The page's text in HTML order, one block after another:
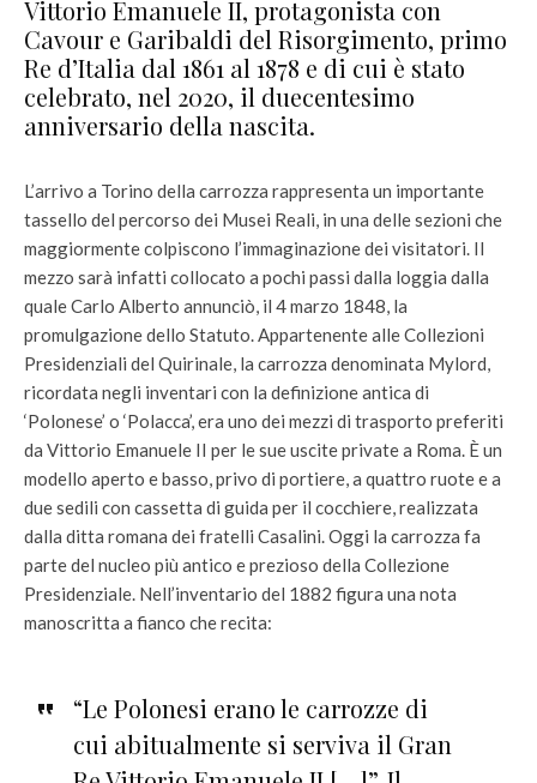
Vittorio Emanuele II, protagonista con
Cavour e Garibaldi del Risorgimento, primo
Re d’Italia dal 1861 al 1878 e di cui è stato
celebrato, nel 2020, il duecentesimo
anniversario della nascita.
L’arrivo a Torino della carrozza rappresenta un importante
tassello del percorso dei Musei Reali, in una delle sezioni che
maggiormente colpiscono l’immaginazione dei visitatori. Il
mezzo sarà infatti collocato a pochi passi dalla loggia dalla
quale Carlo Alberto annunciò, il 4 marzo 1848, la
promulgazione dello Statuto. Appartenente alle Collezioni
Presidenziali del Quirinale, la carrozza denominata Mylord,
ricordata negli inventari con la definizione antica di
‘Polonese’ o ‘Polacca’, era uno dei mezzi di trasporto preferiti
da Vittorio Emanuele II per le sue uscite private a Roma. È un
modello aperto e basso, privo di portiere, a quattro ruote e a
due sedili con cassetta di guida per il cocchiere, realizzata
dalla ditta romana dei fratelli Casalini. Oggi la carrozza fa
parte del nucleo più antico e prezioso della Collezione
Presidenziale. Nell’inventario del 1882 figura una nota
manoscritta a fianco che recita:
“Le Polonesi erano le carrozze di
cui abitualmente si serviva il Gran